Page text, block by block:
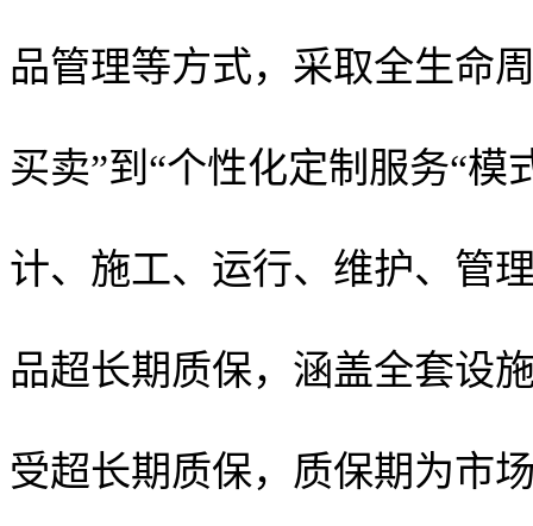
品管理等方式，采取全生命
买卖”到“个性化定制服务“
计、施工、运行、维护、管
品超长期质保，涵盖全套设
受超长期质保，质保期为市